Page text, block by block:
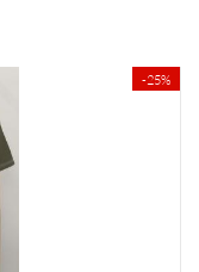
-25%